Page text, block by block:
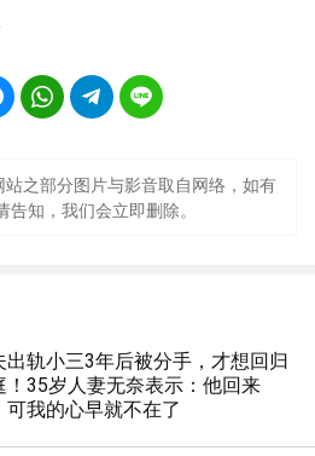
站之部分图片与影音取自网络，如有
告知，我们会立即删除。
出轨小三3年后被分手，才想回归
！35岁人妻无奈表示：他回来
可我的心早就不在了